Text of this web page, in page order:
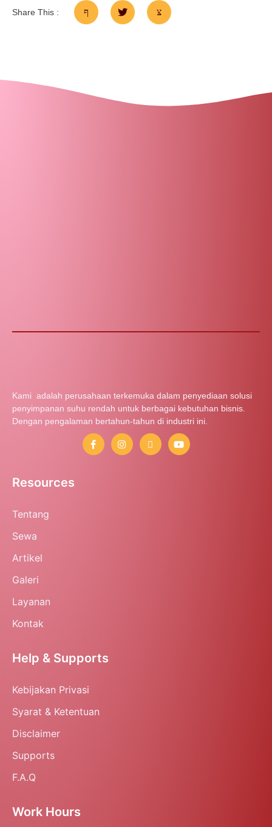
Share This :
Kami adalah perusahaan terkemuka dalam penyediaan solusi
penyimpanan suhu rendah untuk berbagai kebutuhan bisnis.
Dengan pengalaman bertahun-tahun di industri ini.
Resources
Tentang
Sewa
Artikel
Galeri
Layanan
Kontak
Help & Supports
Kebijakan Privasi
Syarat & Ketentuan
Disclaimer
Supports
F.A.Q
Work Hours